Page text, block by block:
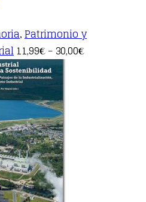
, Patrimonio y
This
product
has
multiple
variants.
The
options
may
be
chosen
on
the
product
page
11,99€ – 30,00€